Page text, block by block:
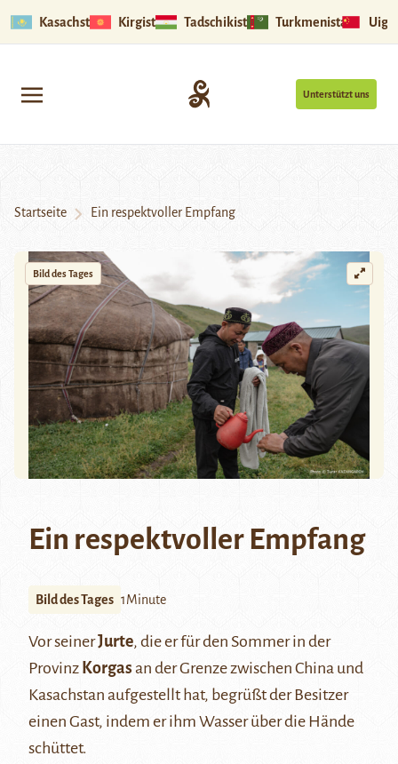
Kasachstan Kirgistan Tadschikistan Turkmenistan
Unterstützt uns
Startseite Ein respektvoller Empfang
Bild des Tages
Ein respektvoller Empfang
Bild des Tages 1Minute
Vor seinerJurte, die er für den Sommer in der
Provinz Korgas an der Grenze zwischen China und
Kasachstan aufgestellt hat, begrüßt der Besitzer
einen Gast, indem er ihm Wasser über die Hände
schüttet.